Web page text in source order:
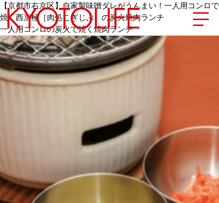
エリアから探す
地図から探す
NEW OPEN
SERIES
【京都市右京区】自家製味噌ダレがうんまい！一人用コンロで
焼く西京極［肉処こぎじぷ］の炭火焼肉ランチ
一人用コンロの炭火で焼く焼肉ランチ